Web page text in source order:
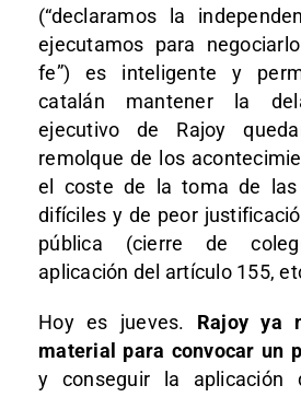
(“declaramos la
ejecutamos para
fe”) es inteligente y
catalán mantener la
ejecutivo de Rajoy
remolque de los
el coste de la toma de las
difíciles y de peor
pública (cierre de
aplicación del artículo 155,
Hoy es jueves. Rajoy ya
material para convocar un
y conseguir la aplicación